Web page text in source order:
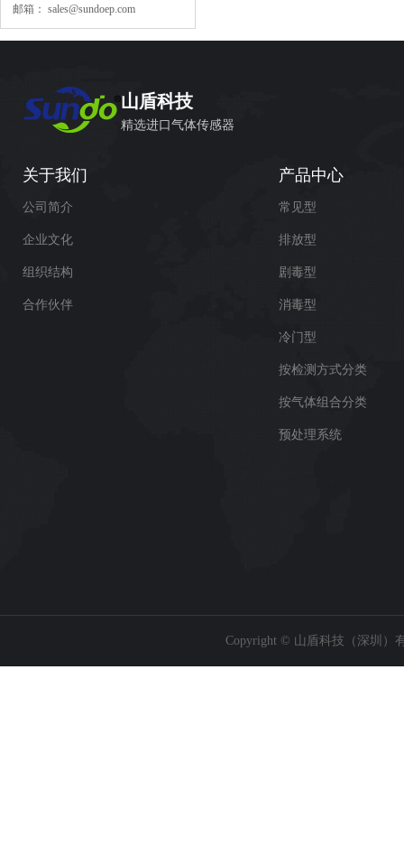
邮箱： sales@sundoep.com
山盾科技
精选进口气体传感器
关于我们
公司简介
企业文化
组织结构
合作伙伴
产品中心
常见型
排放型
剧毒型
消毒型
冷门型
按检测方式分类
按气体组合分类
预处理系统
Copyright © 山盾科技（深圳）